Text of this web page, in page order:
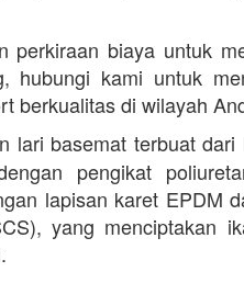
perkiraan biaya untuk
hubungi kami untuk
berkualitas di wilayah
lari basemat terbuat dari
pengikat
lapisan karet EPDM
yang menciptakan